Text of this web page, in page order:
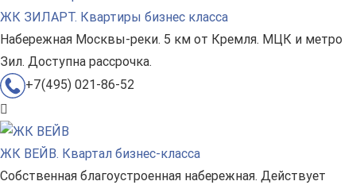
ЖК ЗИЛАРТ. Квартиры бизнес класса
Набережная Москвы-реки. 5 км от Кремля. МЦК и метро
Зил. Доступна рассрочка.
+7(495) 021-86-52
ЖК ВЕЙВ. Квартал бизнес-класса
Собственная благоустроенная набережная. Действует